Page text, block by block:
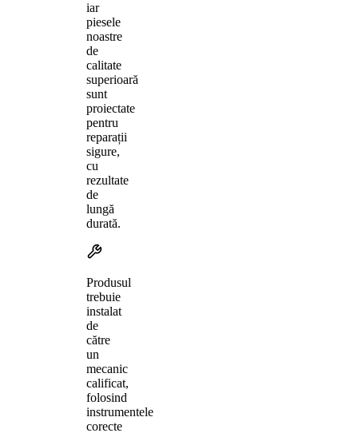
iar
piesele
noastre
de
calitate
superioară
sunt
proiectate
pentru
reparații
sigure,
cu
rezultate
de
lungă
durată.
Produsul
trebuie
instalat
de
către
un
mecanic
calificat,
folosind
instrumentele
corecte